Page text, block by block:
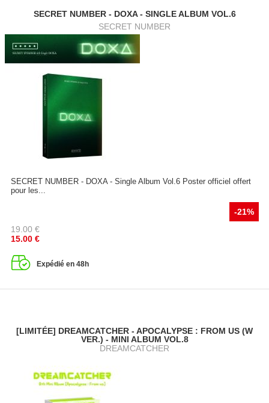
SECRET NUMBER - DOXA - SINGLE ALBUM VOL.6
SECRET NUMBER
SECRET NUMBER - DOXA - Single Album Vol.6 Poster officiel offert
pour les...
-21%
19.00 €
15.00 €
Expédié en 48h
[LIMITÉE] DREAMCATCHER - APOCALYPSE : FROM US (W
VER.) - MINI ALBUM VOL.8
DREAMCATCHER